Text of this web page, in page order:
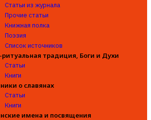
Статьи из журнала
Прочие статьи
Книжная полка
Поэзия
Список источников
традиция, Боги и Духи
Статьи
Книги
о славянах
Статьи
Книги
имена и посвящения